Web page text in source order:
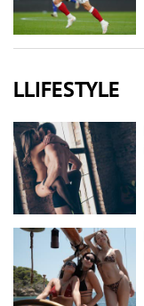
LLIFESTYLE